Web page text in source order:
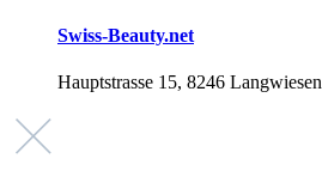
Swiss-Beauty.net
Hauptstrasse 15, 8246 Langwiesen